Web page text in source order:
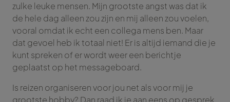
zulke leuke mensen. Mijn grootste angst was dat ik
de hele dag alleen zou zijn en mij alleen zou voelen,
vooral omdat ik echt een collega mens ben. Maar
dat gevoel heb ik totaal niet! Er is altijd iemand die je
kunt spreken of er wordt weer een berichtje
geplaatst op het messageboard.
Is reizen organiseren voor jou net als voor mij je
grootste hobby? Dan raad ik je aan eens op gesprek